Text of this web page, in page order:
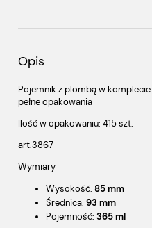
Opis
Pojemnik z plombą w
pełne opakowania
Ilość w opakowaniu: 415 szt.
art.3867
Wymiary
Wysokość: 85 mm
Średnica: 93 mm
Pojemność: 365 ml